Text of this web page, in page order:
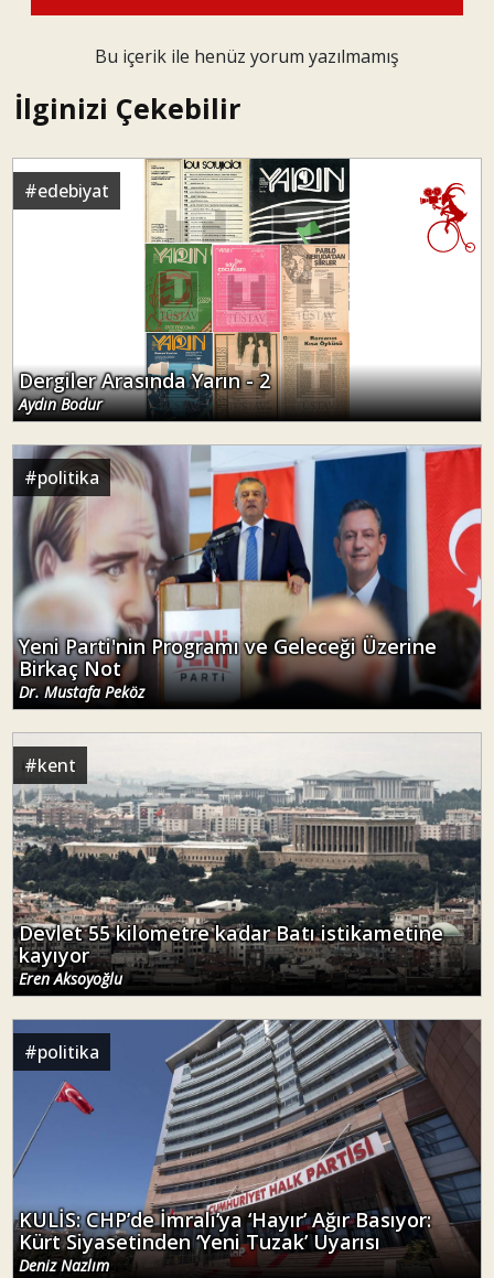
Bu içerik ile henüz yorum yazılmamış
İlginizi Çekebilir
#edebiyat
Dergiler Arasında Yarın - 2
Aydın Bodur
#politika
Yeni Parti'nin Programı ve Geleceği Üzerine
Birkaç Not
Dr. Mustafa Peköz
#kent
Devlet 55 kilometre kadar Batı istikametine
kayıyor
Eren Aksoyoğlu
#politika
KULİS: CHP’de İmralı’ya ‘Hayır’ Ağır Basıyor:
Kürt Siyasetinden ‘Yeni Tuzak’ Uyarısı
Deniz Nazlım